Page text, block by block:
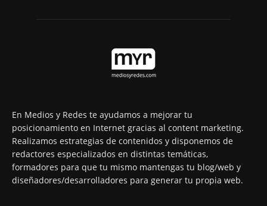
En Medios y Redes te ayudamos a mejorar tu
posicionamiento en Internet gracias al content marketing.
Realizamos estrategias de contenidos y disponemos de
redactores especializados en distintas temáticas,
formadores para que tu mismo mantengas tu blog/web y
diseñadores/desarrolladores para generar tu propia web.